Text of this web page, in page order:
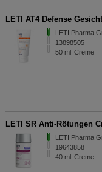
LETI AT4 Defense
LETI Pharma
13898505
50 ml Creme
LETI SR Anti-Rötungen
LETI Pharma
19643858
40 ml Creme